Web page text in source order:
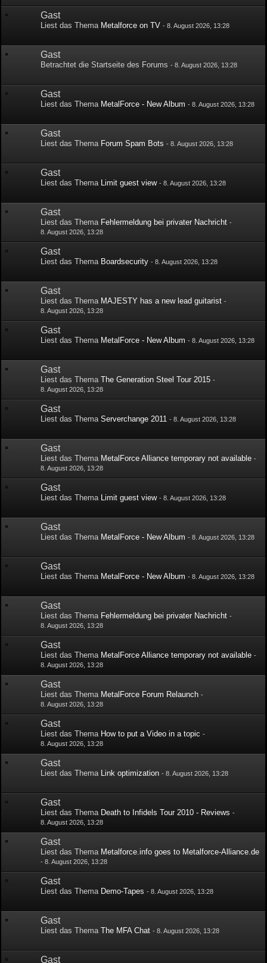
Gast
Liest das Thema Metalforce on TV -8. August 2026, 13:28
Gast
Betrachtet die Startseite des Forums-8. August 2026, 13:28
Gast
Liest das Thema MetalForce - New Album -8. August 2026, 13:28
Gast
Liest das Thema Forum Spam Bots -8. August 2026, 13:28
Gast
Liest das Thema Limit guest view -8. August 2026, 13:28
Gast
Liest das Thema Fehlermeldung bei privater Nachricht -
8. August 2026, 13:28
Gast
Liest das Thema Boardsecurity -8. August 2026, 13:28
Gast
Liest das Thema MAJESTY has a new lead guitarist -
8. August 2026, 13:28
Gast
Liest das Thema MetalForce - New Album -8. August 2026, 13:28
Gast
Liest das ThemaThe Generation Steel Tour 2015 -
8. August 2026, 13:28
Gast
Liest das ThemaServerchange 2011 -8. August 2026, 13:28
Gast
Liest das Thema MetalForce Alliance temporary not available -
8. August 2026, 13:28
Gast
Liest das Thema Limit guest view -8. August 2026, 13:28
Gast
Liest das Thema MetalForce - New Album -8. August 2026, 13:28
Gast
Liest das Thema MetalForce - New Album -8. August 2026, 13:28
Gast
Liest das Thema Fehlermeldung bei privater Nachricht -
8. August 2026, 13:28
Gast
Liest das Thema MetalForce Alliance temporary not available -
8. August 2026, 13:28
Gast
Liest das Thema MetalForce Forum Relaunch -
8. August 2026, 13:28
Gast
Liest das Thema How to put a Video in a topic -
8. August 2026, 13:28
Gast
Liest das Thema Link optimization -8. August 2026, 13:28
Gast
Liest das Thema Death to Infidels Tour 2010 - Reviews -
8. August 2026, 13:28
Gast
Liest das Thema Metalforce.info goes to Metalforce-Alliance.de
-8. August 2026, 13:28
Gast
Liest das Thema Demo-Tapes -8. August 2026, 13:28
Gast
Liest das ThemaThe MFA Chat -8. August 2026, 13:28
Gast